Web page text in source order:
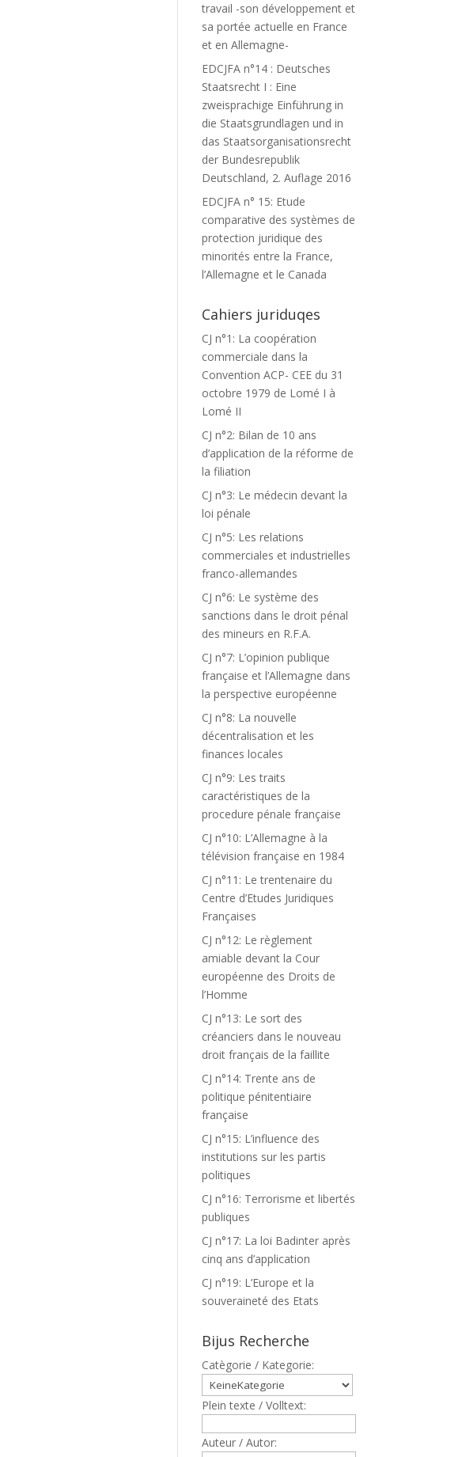
travail -son développement et
sa portée actuelle en France
et en Allemagne-
EDCJFA n°14 : Deutsches
Staatsrecht I : Eine
zweisprachige Einführung in
die Staatsgrundlagen und in
das Staatsorganisationsrecht
der Bundesrepublik
Deutschland, 2. Auflage 2016
EDCJFA n° 15: Etude
comparative des systèmes de
protection juridique des
minorités entre la France,
l’Allemagne et le Canada
Cahiers juriduqes
CJ n°1: La coopération
commerciale dans la
Convention ACP- CEE du 31
octobre 1979 de Lomé I à
Lomé II
CJ n°2: Bilan de 10 ans
d’application de la réforme de
la filiation
CJ n°3: Le médecin devant la
loi pénale
CJ n°5: Les relations
commerciales et industrielles
franco-allemandes
CJ n°6: Le système des
sanctions dans le droit pénal
des mineurs en R.F.A.
CJ n°7: L’opinion publique
française et l’Allemagne dans
la perspective européenne
CJ n°8: La nouvelle
décentralisation et les
finances locales
CJ n°9: Les traits
caractéristiques de la
procedure pénale française
CJ n°10: L’Allemagne à la
télévision française en 1984
CJ n°11: Le trentenaire du
Centre d’Etudes Juridiques
Françaises
CJ n°12: Le règlement
amiable devant la Cour
européenne des Droits de
l’Homme
CJ n°13: Le sort des
créanciers dans le nouveau
droit français de la faillite
CJ n°14: Trente ans de
politique pénitentiaire
française
CJ n°15: L’influence des
institutions sur les partis
politiques
CJ n°16: Terrorisme et libertés
publiques
CJ n°17: La loi Badinter après
cinq ans d’application
CJ n°19: L’Europe et la
souveraineté des Etats
Bijus Recherche
Catègorie / Kategorie:
Plein texte / Volltext:
Auteur / Autor: